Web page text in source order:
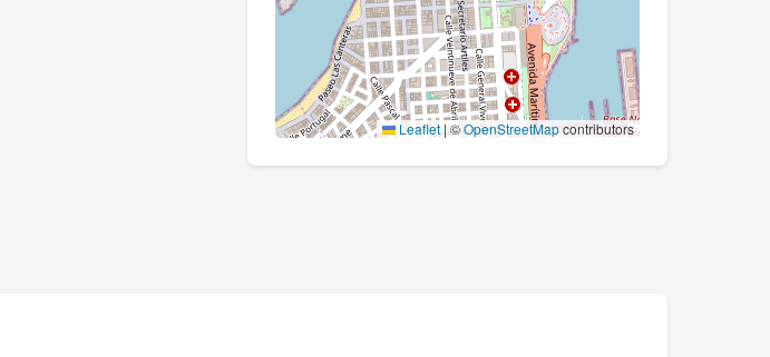
Leaflet|©OpenStreetMapcontributors